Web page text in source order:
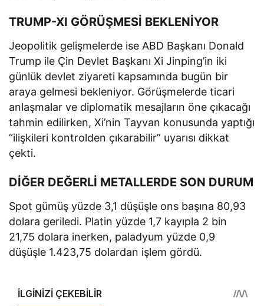
TRUMP-XI GÖRÜŞMESİ BEKLENİYOR
Jeopolitik gelişmelerde ise ABD Başkanı Donald
Trump ile Çin Devlet Başkanı Xi Jinping’in iki
günlük devlet ziyareti kapsamında bugün bir
araya gelmesi bekleniyor. Görüşmelerde ticari
anlaşmalar ve diplomatik mesajların öne çıkacağı
tahmin edilirken, Xi’nin Tayvan konusunda yaptığı
“ilişkileri kontrolden çıkarabilir” uyarısı dikkat
çekti.
DİĞER DEĞERLİ METALLERDE SON DURUM
Spot gümüş yüzde 3,1 düşüşle ons başına 80,93
dolara geriledi. Platin yüzde 1,7 kayıpla 2 bin
21,75 dolara inerken, paladyum yüzde 0,9
düşüşle 1.423,75 dolardan işlem gördü.